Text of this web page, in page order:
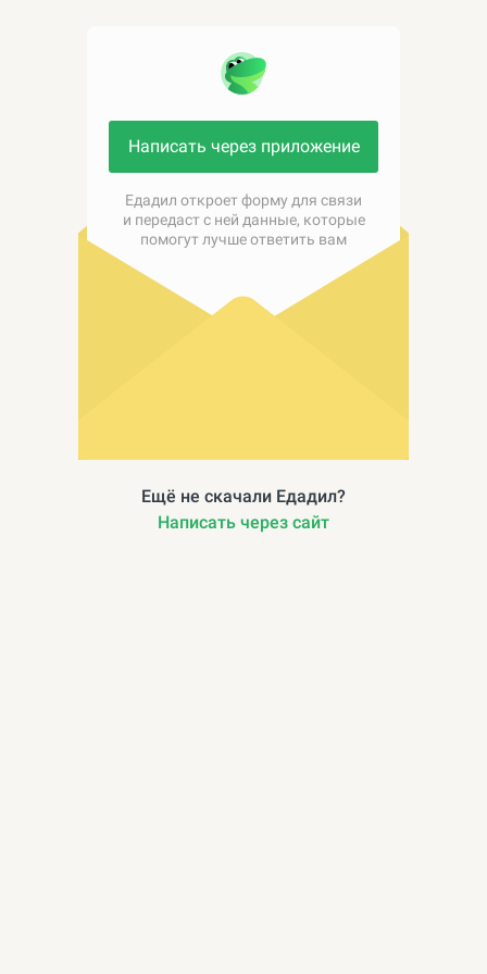
Написать через приложение
Едадил откроет форму для связи
и передаст с ней данные, которые
помогут лучше ответить вам
Ещё не скачали Едадил?
Написать через сайт